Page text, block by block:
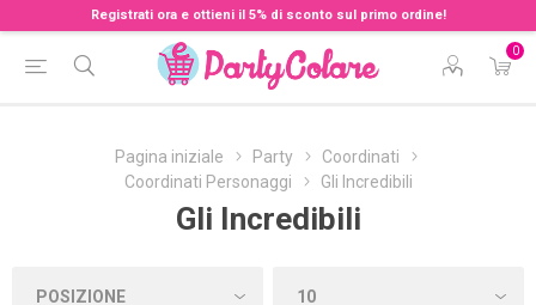
Registrati ora e ottieni il 5% di sconto sul primo ordine!
0
Pagina iniziale Party
Coordinati
Coordinati Personaggi
Gli Incredibili
Gli Incredibili